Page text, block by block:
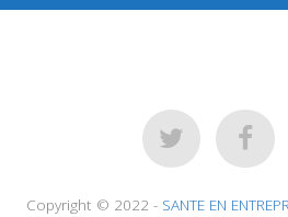
Copyright © 2022 -SANTE EN